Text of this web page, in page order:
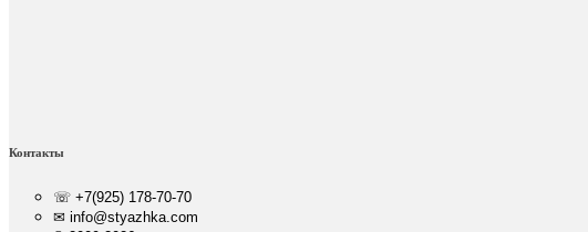
Контакты
☏ +7(925) 178-70-70
✉ info@styazhka.com